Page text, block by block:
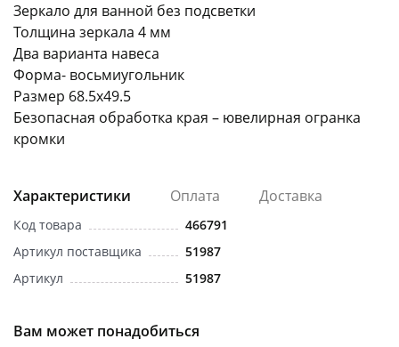
Зеркало для ванной без подсветки
Толщина зеркала 4 мм
Два варианта навеса
Форма- восьмиугольник
Размер 68.5х49.5
Безопасная обработка края – ювелирная огранка
кромки
Характеристики Оплата Доставка
Код товара
466791
Артикул поставщика
51987
Артикул
51987
Вам может понадобиться